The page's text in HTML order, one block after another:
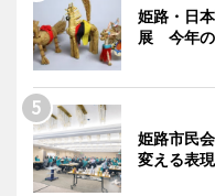
姫路・日
展 今年の
姫路市民
変える表